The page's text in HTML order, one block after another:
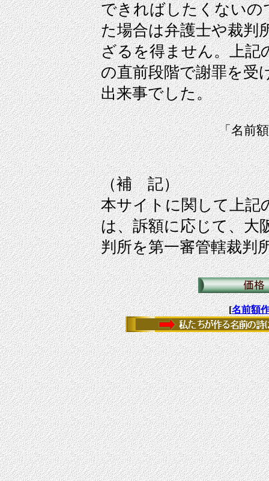
できればしたくないの
た場合は弁護士や裁判
ざるを得ません。上記
の直前段階で謝罪を受
出来事でした。
「名前
（補 記）
本サイトに関して上記
は、訴額に応じて、大
判所を第一審管轄裁判
[名前額